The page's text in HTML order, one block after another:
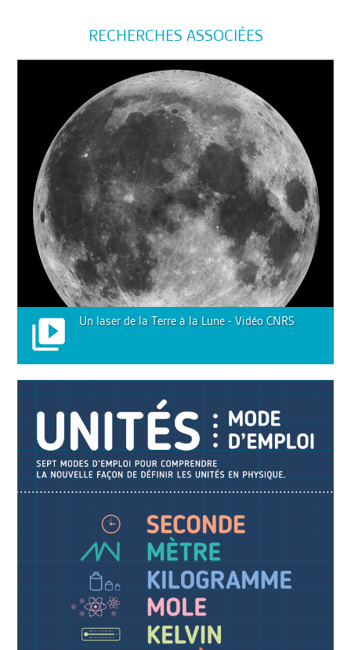
RECHERCHES ASSOCIÉES
Un laser de la Terre à la Lune - Vidéo CNRS